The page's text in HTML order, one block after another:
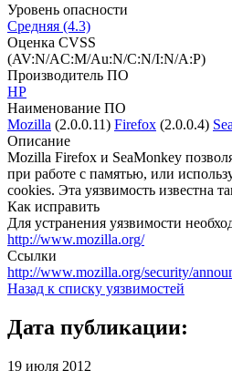
Уровень опасности
Средняя (4.3)
Оценка CVSS
(AV:N/AC:M/Au:N/C:N/I:N/A:P)
Производитель ПО
HP
Наименование ПО
Mozilla (2.0.0.11) Firefox (2.0.0.4)
Описание
Mozilla Firefox и SeaMonkey
при работе с памятью, или
cookies. Эта уязвимость известна
Как исправить
Для устранения уязвимости
http://www.mozilla.org/
Ссылки
http://www.mozilla.org/security/
Назад к списку уязвимостей
Дата публикации:
19 июля 2012